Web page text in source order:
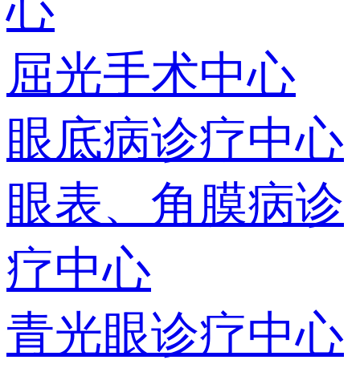
屈光手术中心
眼底病诊疗中心
眼表、角膜病诊
疗中心
青光眼诊疗中心